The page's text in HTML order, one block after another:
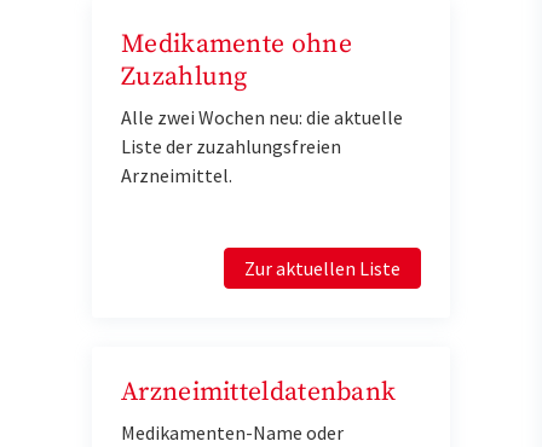
Medikamente ohne
Zuzahlung
Alle zwei Wochen neu: die aktuelle
Liste der zuzahlungsfreien
Arzneimittel.
Zur aktuellen Liste
Arzneimitteldatenbank
Medikamenten-Name oder